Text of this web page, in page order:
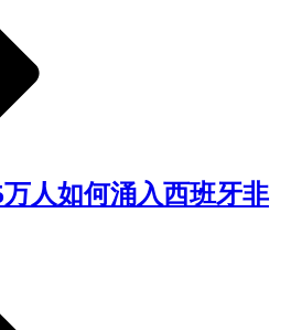
人如何涌入西班牙非